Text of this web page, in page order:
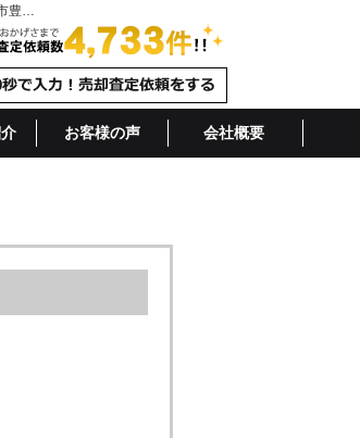
豊橋市東田中郷町の中古住宅 売却査定 相談無料｜不動産売却（空き家売却・空地売却）に強いセンチュリー21中央不動産｜豊川市 豊橋市 湖西市 蒲郡市豊橋市東田中郷町の中古住宅 売却査定実績 | 浜松市・磐田市・静岡市・焼津市・藤枝市・豊川市・豊橋市の不動産はセンチュリー21中央不動産
お客様の声 会社概要